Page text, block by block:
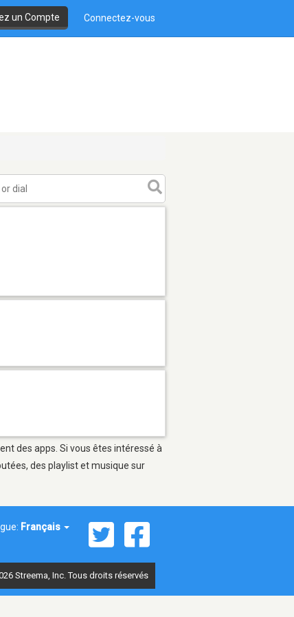
un Compte Connectez-vous
des apps. Si vous êtes intéressé à
des playlist et musique sur
Français
Streema, Inc. Tous droits réservés